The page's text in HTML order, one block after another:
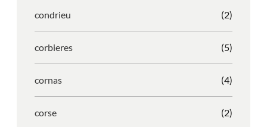
condrieu (2)
corbieres (5)
cornas (4)
corse (2)